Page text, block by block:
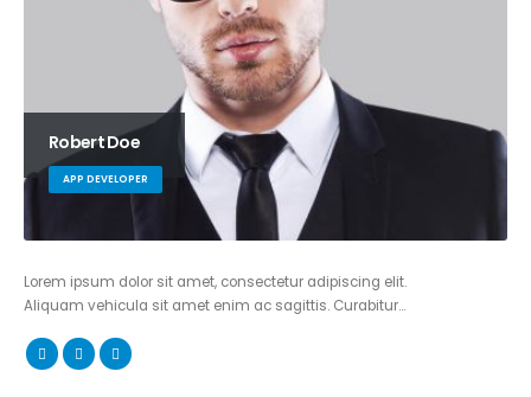
Robert Doe
APP DEVELOPER
Lorem ipsum dolor sit amet, consectetur adipiscing elit.
Aliquam vehicula sit amet enim ac sagittis. Curabitur…